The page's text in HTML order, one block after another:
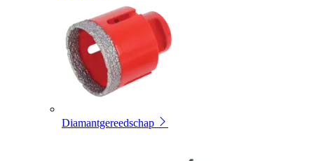
Diamantgereedschap